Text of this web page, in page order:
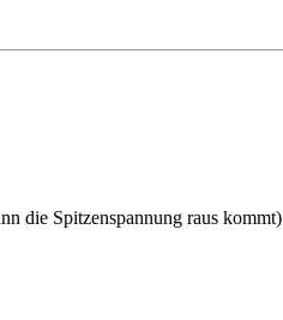
die Spitzenspannung raus kommt)